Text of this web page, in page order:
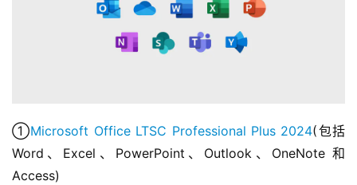
①Microsoft Office LTSC Professional Plus 2024(包括
Word、Excel、PowerPoint、Outlook、OneNote 和
Access)